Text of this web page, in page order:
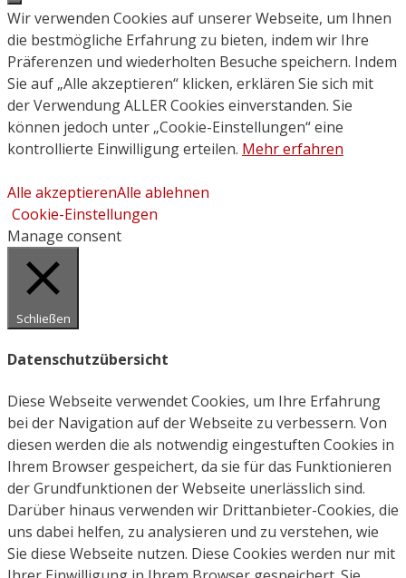
Close
Wir verwenden Cookies auf unserer Webseite, um Ihnen
die bestmögliche Erfahrung zu bieten, indem wir Ihre
Präferenzen und wiederholten Besuche speichern. Indem
Sie auf „Alle akzeptieren“ klicken, erklären Sie sich mit
der Verwendung ALLER Cookies einverstanden. Sie
können jedoch unter „Cookie-Einstellungen“ eine
kontrollierte Einwilligung erteilen. Mehr erfahren
Alle akzeptierenAlle ablehnen
Cookie-Einstellungen
Manage consent
Schließen
Datenschutzübersicht
Diese Webseite verwendet Cookies, um Ihre Erfahrung
bei der Navigation auf der Webseite zu verbessern. Von
diesen werden die als notwendig eingestuften Cookies in
Ihrem Browser gespeichert, da sie für das Funktionieren
der Grundfunktionen der Webseite unerlässlich sind.
Darüber hinaus verwenden wir Drittanbieter-Cookies, die
uns dabei helfen, zu analysieren und zu verstehen, wie
Sie diese Webseite nutzen. Diese Cookies werden nur mit